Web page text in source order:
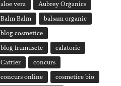
aloe vera Aubrey Organics
Balm Balm balsam organic
blog cosmetice
blog frumusete calatorie
Cattier concurs
concurs online cosmetice bio